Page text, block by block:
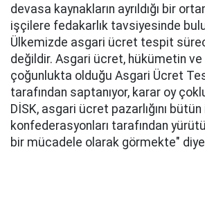
devasa kaynakların ayrıldığı bir
işçilere fedakarlık tavsiyesinde
Ülkemizde asgari ücret tespit
değildir. Asgari ücret, hükümetin
çoğunlukta olduğu Asgari Ücret
tarafından saptanıyor, karar oy
DİSK, asgari ücret pazarlığını
konfederasyonları tarafından
bir mücadele olarak görmekte"